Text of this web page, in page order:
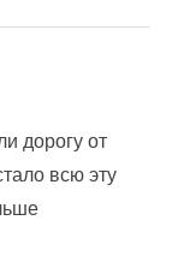
дорогу от
всю эту